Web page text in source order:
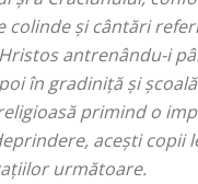
colinde și cântări
antrenându-i
în gradiniță și
primind o
acești copii
următoare.